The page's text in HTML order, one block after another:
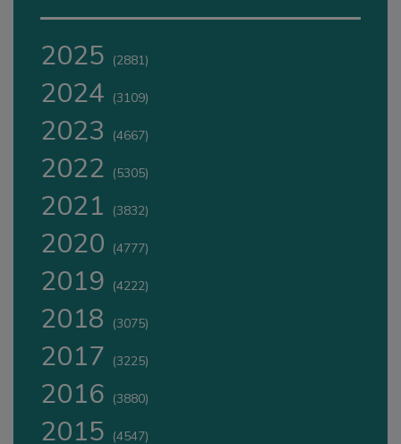
2025 (2881)
2024 (3109)
2023 (4667)
2022 (5305)
2021 (3832)
2020 (4777)
2019 (4222)
2018 (3075)
2017 (3225)
2016 (3880)
2015 (4547)